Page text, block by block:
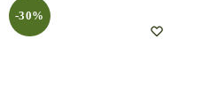
-30%